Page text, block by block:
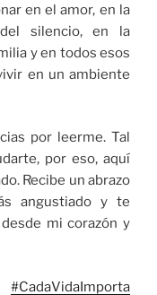
en el amor, en la
silencio, en la
y en todos esos
en un ambiente
por leerme. Tal
por eso, aquí
Recibe un abrazo
angustiado y te
mi corazón y
#CadaVidaImporta